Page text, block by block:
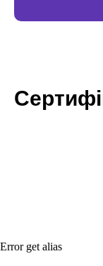
Error get alias